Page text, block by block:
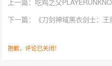
下一篇：《刀剑神域黑衣剑士：
抱歉，评论已关闭！